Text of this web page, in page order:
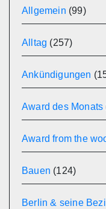
Allgemein (99)
Alltag (257)
Ankündigungen
Award des Monats
Award from the
Bauen (124)
Berlin & seine